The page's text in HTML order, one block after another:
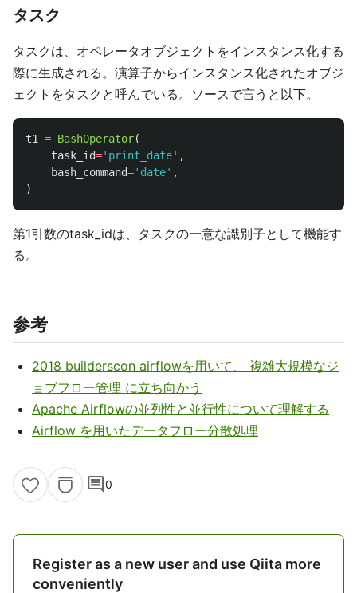
タスク
タスクは、オペレータオブジェクトをインスタンス化する
際に生成される。演算子からインスタンス化されたオブジ
ェクトをタスクと呼んでいる。ソースで言うと以下。
t1 = BashOperator(
task_id=' print_date' ,
bash_command=' date' ,
)
第1引数のtask_idは、タスクの一意な識別子として機能す
る。
参考
2018 builderscon airflowを用いて、 複雑大規模なジ
ョブフロー管理 に立ち向かう
Apache Airflowの並列性と並行性について理解する
Airflow を用いたデータフロー分散処理
comment0
Register as a new user and use Qiita more
conveniently